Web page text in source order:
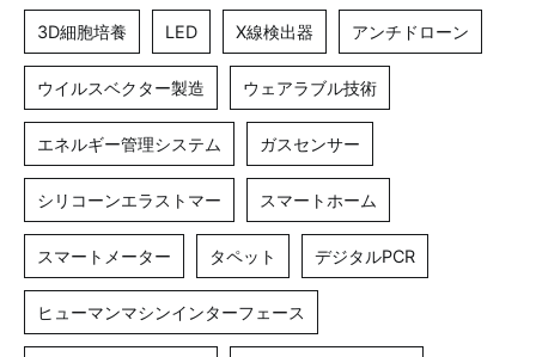
3D細胞培養 LED X線検出器 アンチドローン
ウイルスベクター製造 ウェアラブル技術
エネルギー管理システム ガスセンサー
シリコーンエラストマー スマートホーム
スマートメーター タペット デジタルPCR
ヒューマンマシンインターフェース